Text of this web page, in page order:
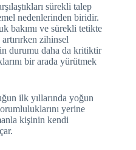
sürekli talep
nedenlerinden biridir.
bakımı ve sürekli tetikte
zihinsel
durumu daha da kritiktir
bir arada yürütmek
ilk yıllarında yoğun
yerine
kişinin kendi